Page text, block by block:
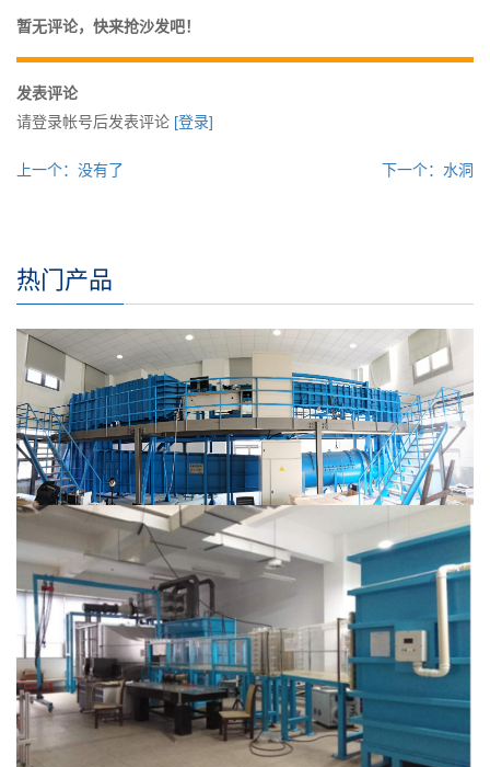
暂无评论，快来抢沙发吧！
发表评论
请登录帐号后发表评论 [登录]
上一个：没有了 下一个：水洞
热门产品